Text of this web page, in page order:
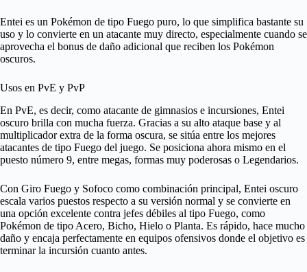
Entei es un Pokémon de tipo Fuego puro, lo que simplifica bastante su
uso y lo convierte en un atacante muy directo, especialmente cuando se
aprovecha el bonus de daño adicional que reciben los Pokémon
oscuros.
Usos en PvE y PvP
En PvE, es decir, como atacante de gimnasios e incursiones, Entei
oscuro brilla con mucha fuerza. Gracias a su alto ataque base y al
multiplicador extra de la forma oscura, se sitúa entre los mejores
atacantes de tipo Fuego del juego. Se posiciona ahora mismo en el
puesto número 9, entre megas, formas muy poderosas o Legendarios.
Con Giro Fuego y Sofoco como combinación principal, Entei oscuro
escala varios puestos respecto a su versión normal y se convierte en
una opción excelente contra jefes débiles al tipo Fuego, como
Pokémon de tipo Acero, Bicho, Hielo o Planta. Es rápido, hace mucho
daño y encaja perfectamente en equipos ofensivos donde el objetivo es
terminar la incursión cuanto antes.